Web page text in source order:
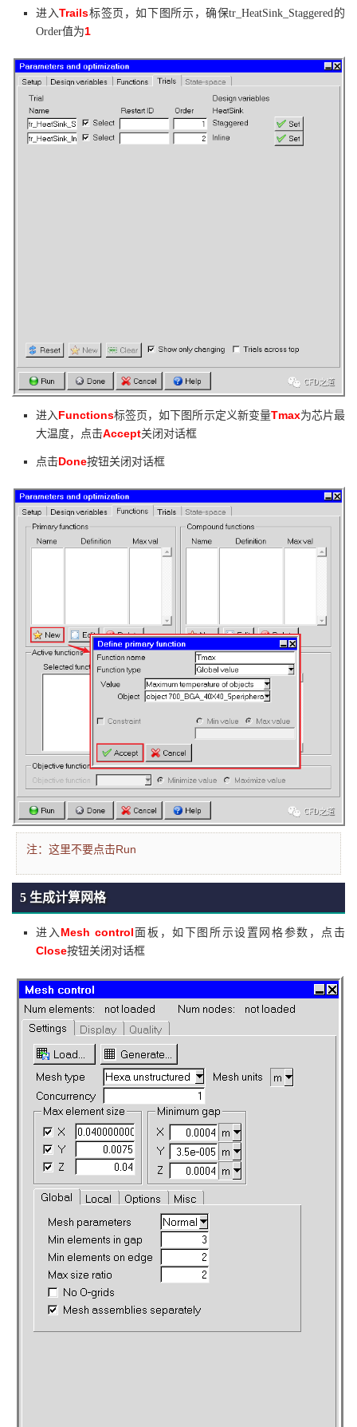
进入Trails标签页，如下图所示，确保tr_HeatSink_Staggered的
Order值为1
进入 Functions标签页，如下图所示定义新变量Tmax为芯片最
大温度，点击Accept关闭对话框
点击Done按钮关闭对话框
注： 这里不要点击Run
5 生成计算网格
进入 Mesh control 面板，如下图所示设置网格参数，点击
Close按钮关闭对话框